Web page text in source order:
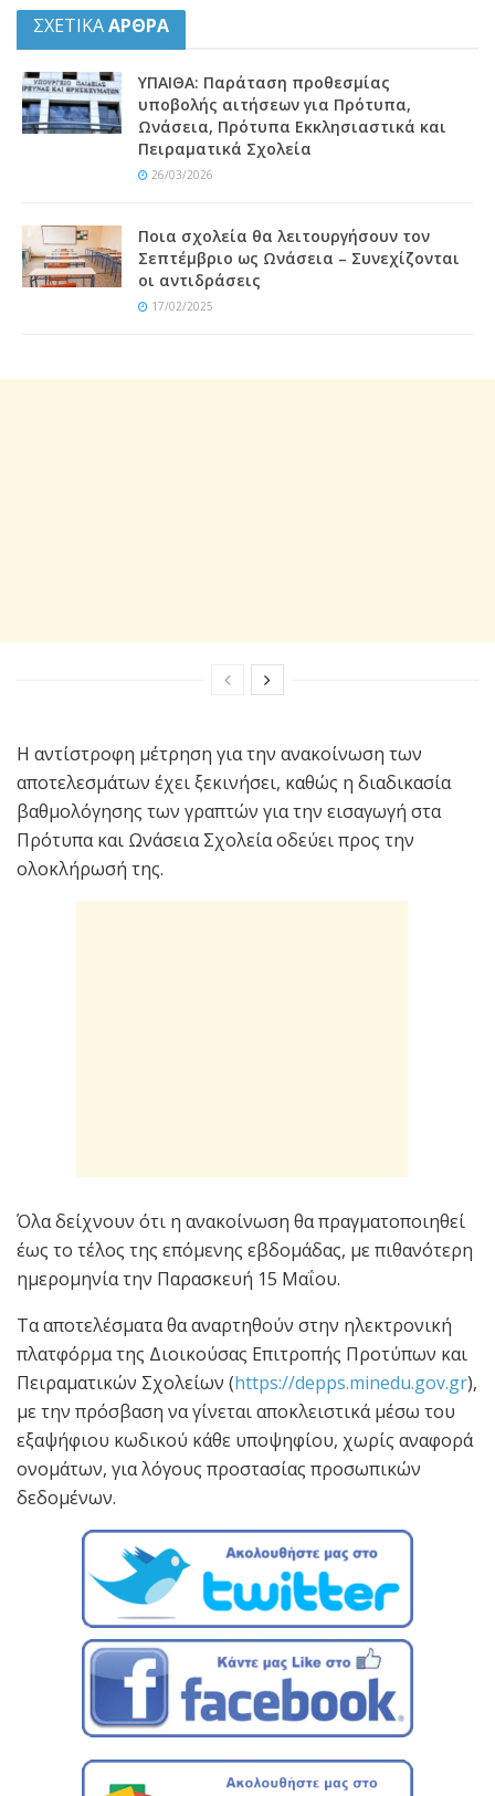
ΣΧΕΤΙΚΑΑΡΘΡΑ
ΥΠΑΙΘΑ: Παράταση προθεσμίας
υποβολής αιτήσεων για Πρότυπα,
Ωνάσεια, Πρότυπα Εκκλησιαστικά και
Πειραματικά Σχολεία
26/03/2026
Ποια σχολεία θα λειτουργήσουν τον
Σεπτέμβριο ως Ωνάσεια – Συνεχίζονται
οι αντιδράσεις
17/02/2025
Η αντίστροφη μέτρηση για την ανακοίνωση των
αποτελεσμάτων έχει ξεκινήσει, καθώς η διαδικασία
βαθμολόγησης των γραπτών για την εισαγωγή στα
Πρότυπα και Ωνάσεια Σχολεία οδεύει προς την
ολοκλήρωσή της.
Όλα δείχνουν ότι η ανακοίνωση θα πραγματοποιηθεί
έως το τέλος της επόμενης εβδομάδας, με πιθανότερη
ημερομηνία την Παρασκευή 15 Μαΐου.
Τα αποτελέσματα θα αναρτηθούν στην ηλεκτρονική
πλατφόρμα της Διοικούσας Επιτροπής Προτύπων και
Πειραματικών Σχολείων (https://depps.minedu.gov.gr),
με την πρόσβαση να γίνεται αποκλειστικά μέσω του
εξαψήφιου κωδικού κάθε υποψηφίου, χωρίς αναφορά
ονομάτων, για λόγους προστασίας προσωπικών
δεδομένων.